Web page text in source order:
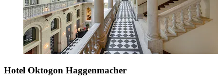
Hotel Oktogon Haggenmacher